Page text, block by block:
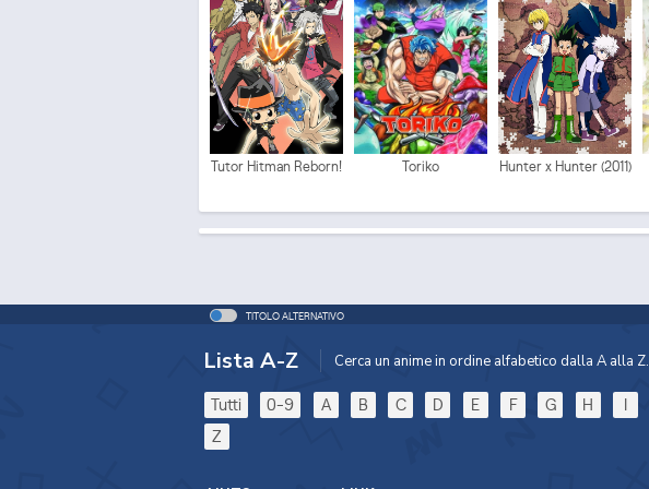
Tutor Hitman Reborn! Toriko Hunter x Hunter (2011)
TITOLO ALTERNATIVO
Lista A-Z Cerca un anime in ordine alfabetico dalla A alla Z.
Tutti 0-9 A B C D E F G H I
Z